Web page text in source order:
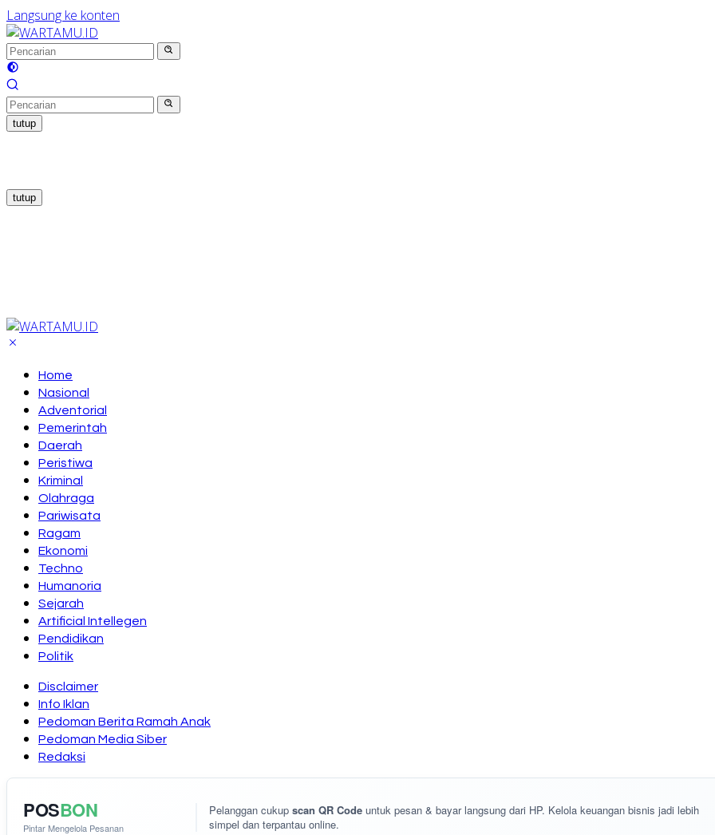
Langsung ke konten
tutup
tutup
Home
Nasional
Adventorial
Pemerintah
Daerah
Peristiwa
Kriminal
Olahraga
Pariwisata
Ragam
Ekonomi
Techno
Humanoria
Sejarah
Artificial Intellegen
Pendidikan
Politik
Disclaimer
Info Iklan
Pedoman Berita Ramah Anak
Pedoman Media Siber
Redaksi
POSBON
Pintar Mengelola Pesanan
Pelanggan cukup scan QR Code untuk pesan & bayar langsung dari HP. Kelola keuangan bisnis jadi lebih
simpel dan terpantau online.